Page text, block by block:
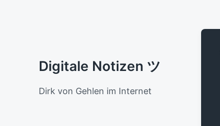
Digitale Notizen ツ
Dirk von Gehlen im Internet